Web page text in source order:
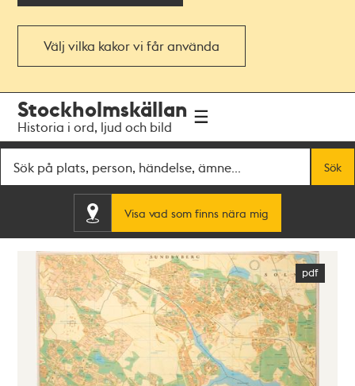
Välj vilka kakor vi får använda
navigationen
huvudinnehållet
Stockholmskällan
Historia i ord, ljud och bild
Sök
Visa vad som finns nära mig